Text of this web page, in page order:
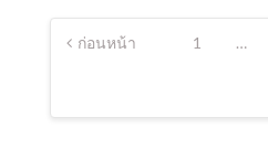
Posts
pagination
ก่อนหน้า 1 …